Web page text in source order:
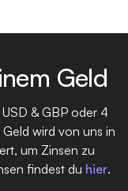
Geld
& GBP oder 4
wird von uns in
um Zinsen zu
findest du hier.